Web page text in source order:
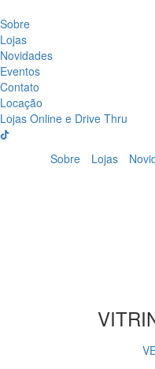
Sobre
Lojas
Novidades
Eventos
Contato
Locação
Lojas Online e Drive Thru
Sobre Lojas